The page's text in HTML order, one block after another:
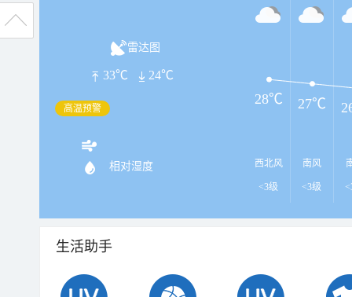
雷达图
33℃ 24℃
高温预警
相对湿度 西北风
<3级
南风
<3级
28℃ 27℃
生活助手